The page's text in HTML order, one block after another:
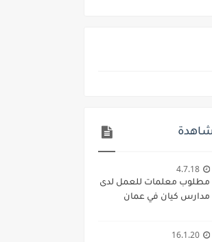
4.7.18
مطلوب معلمات للعمل لدى
مدارس كيان في عمان
16.1.20